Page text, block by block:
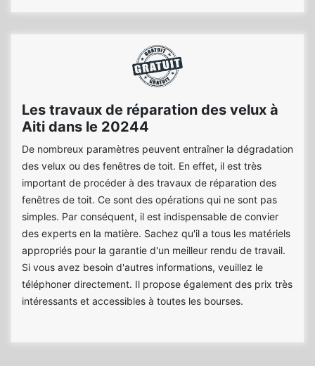
Les travaux de réparation des velux à
Aiti dans le 20244
De nombreux paramètres peuvent entraîner la dégradation
des velux ou des fenêtres de toit. En effet, il est très
important de procéder à des travaux de réparation des
fenêtres de toit. Ce sont des opérations qui ne sont pas
simples. Par conséquent, il est indispensable de convier
des experts en la matière. Sachez qu'il a tous les matériels
appropriés pour la garantie d'un meilleur rendu de travail.
Si vous avez besoin d'autres informations, veuillez le
téléphoner directement. Il propose également des prix très
intéressants et accessibles à toutes les bourses.